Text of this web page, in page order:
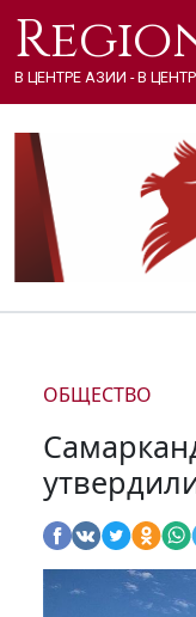
В ЦЕНТРЕ АЗИИ - В
ОБЩЕСТВО